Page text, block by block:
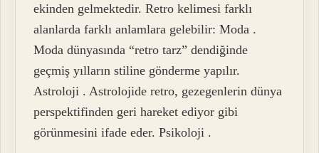
ekinden gelmektedir. Retro kelimesi farklı
alanlarda farklı anlamlara gelebilir: Moda .
Moda dünyasında “retro tarz” dendiğinde
geçmiş yılların stiline gönderme yapılır.
Astroloji . Astrolojide retro, gezegenlerin dünya
perspektifinden geri hareket ediyor gibi
görünmesini ifade eder. Psikoloji .